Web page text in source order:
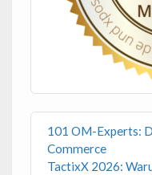
101 OM-Experts:
Commerce
TactixX 2026: